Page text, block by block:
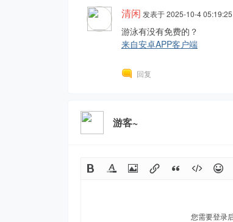
清闲 发表于 2025-10-4 05:19:25
游泳有没有免费的？
来自安卓APP客户端
回复
游客~
您需要登录